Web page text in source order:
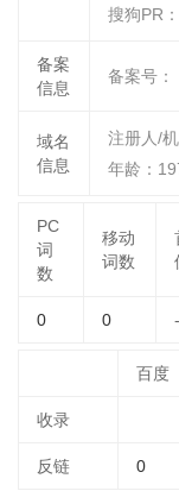
搜狗PR：
备案
信息
备案号：
域名
信息
注册人/机
年龄：
PC
词
数
移动
词数
0 0 -
百度
收录
反链 0